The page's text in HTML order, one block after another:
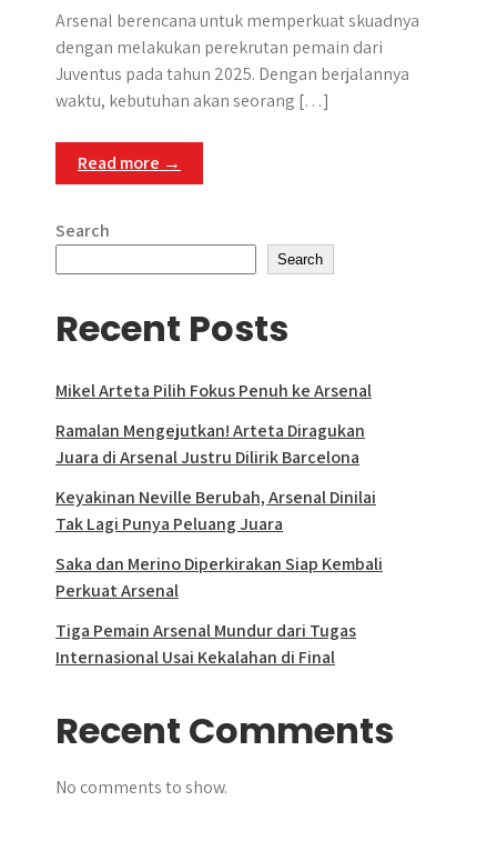
Arsenal berencana untuk memperkuat skuadnya
dengan melakukan perekrutan pemain dari
Juventus pada tahun 2025.​ Dengan berjalannya
waktu, kebutuhan akan seorang […]
Read more →
Search
Search
Recent Posts
Mikel Arteta Pilih Fokus Penuh ke Arsenal
Ramalan Mengejutkan! Arteta Diragukan
Juara di Arsenal Justru Dilirik Barcelona
Keyakinan Neville Berubah, Arsenal Dinilai
Tak Lagi Punya Peluang Juara
Saka dan Merino Diperkirakan Siap Kembali
Perkuat Arsenal
Tiga Pemain Arsenal Mundur dari Tugas
Internasional Usai Kekalahan di Final
Recent Comments
No comments to show.